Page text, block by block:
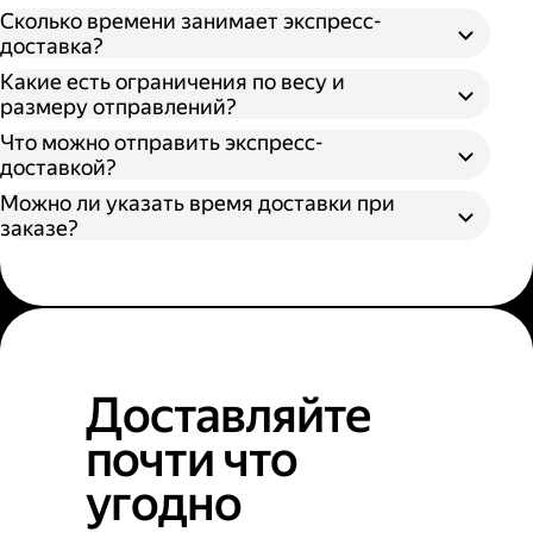
Сколько времени занимает экспресс-
доставка?
Какие есть ограничения по весу и
размеру отправлений?
Что можно отправить экспресс-
доставкой?
Можно ли указать время доставки при
заказе?
Доставляйте
почти что
угодно